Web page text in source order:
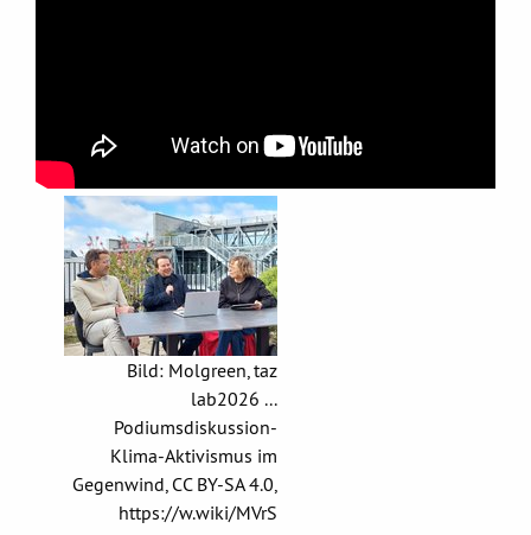
Bild: Molgreen, taz
lab2026 ...
Podiumsdiskussion-
Klima-Aktivismus im
Gegenwind, CC BY-SA 4.0,
https://w.wiki/MVrS